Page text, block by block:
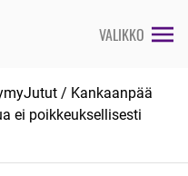
VALIKKO
/ Kankaanpää
ei poikkeuksellisesti